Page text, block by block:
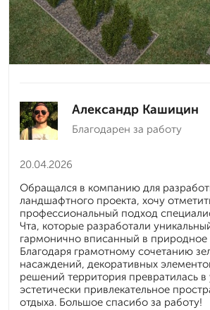
Александр Кашицин
Благодарен за работу
20.04.2026
Обращался в компанию для
ландшафтного проекта, хочу
профессиональный подход
Чта, которые разработали
гармонично вписанный в природное
Благодаря грамотному сочетанию
насаждений, декоративных
решений территория превратилась
эстетически привлекательное
отдыха. Большое спасибо за работу!